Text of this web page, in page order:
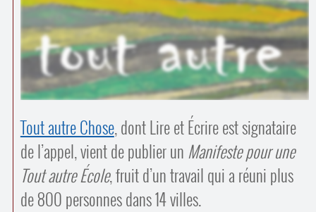
·
Comprendre et parler
Bienvenue en Belgique
Trouver un lieu d’alphabétisation
Tout autre Chose, dont Lire et Écrire est signataire
de l’appel, vient de publier un Manifeste pour une
Tout autre École, fruit d’un travail qui a réuni plus
de 800 personnes dans 14 villes.